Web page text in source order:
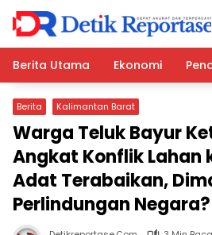
Langsung
konten
Berita Utama
Ekonomi
Berita Kalimantan Barat
Warga Teluk Bayur
Angkat Konflik Lahan
Adat Terabaikan,
Perlindungan Negara?